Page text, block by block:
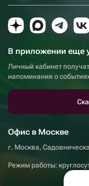
В приложении еще
Личный кабинет
напоминания о
Офис в Москве
г. Москва,
Режим работы: